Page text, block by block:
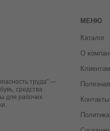
труда" —
средства
для рабочих
МЕНЮ
Каталог
О
Клиентам
Контакты